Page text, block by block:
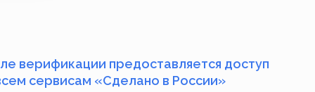
верификации предоставляется доступ
сервисам «Сделано в России»